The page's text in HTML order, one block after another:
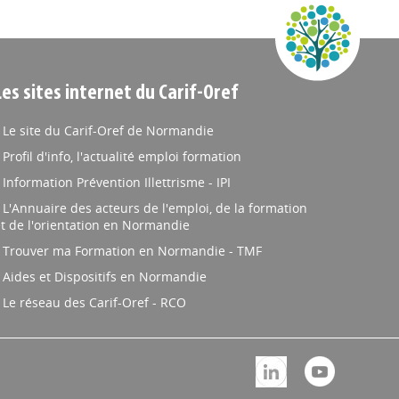
sites internet du Carif-Oref
Le site du Carif-Oref de Normandie
Profil d'info, l'actualité emploi formation
Information Prévention Illettrisme - IPI
L'Annuaire des acteurs de l'emploi, de la formation
de l'orientation en Normandie
Trouver ma Formation en Normandie - TMF
Aides et Dispositifs en Normandie
Le réseau des Carif-Oref - RCO